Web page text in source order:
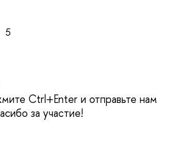
5
Ctrl+Enter и отправьте нам
за участие!